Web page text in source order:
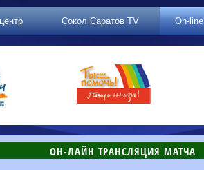
Сокол Саратов TV On-line
ОН-ЛАЙН ТРАНСЛЯЦИЯ МАТЧА